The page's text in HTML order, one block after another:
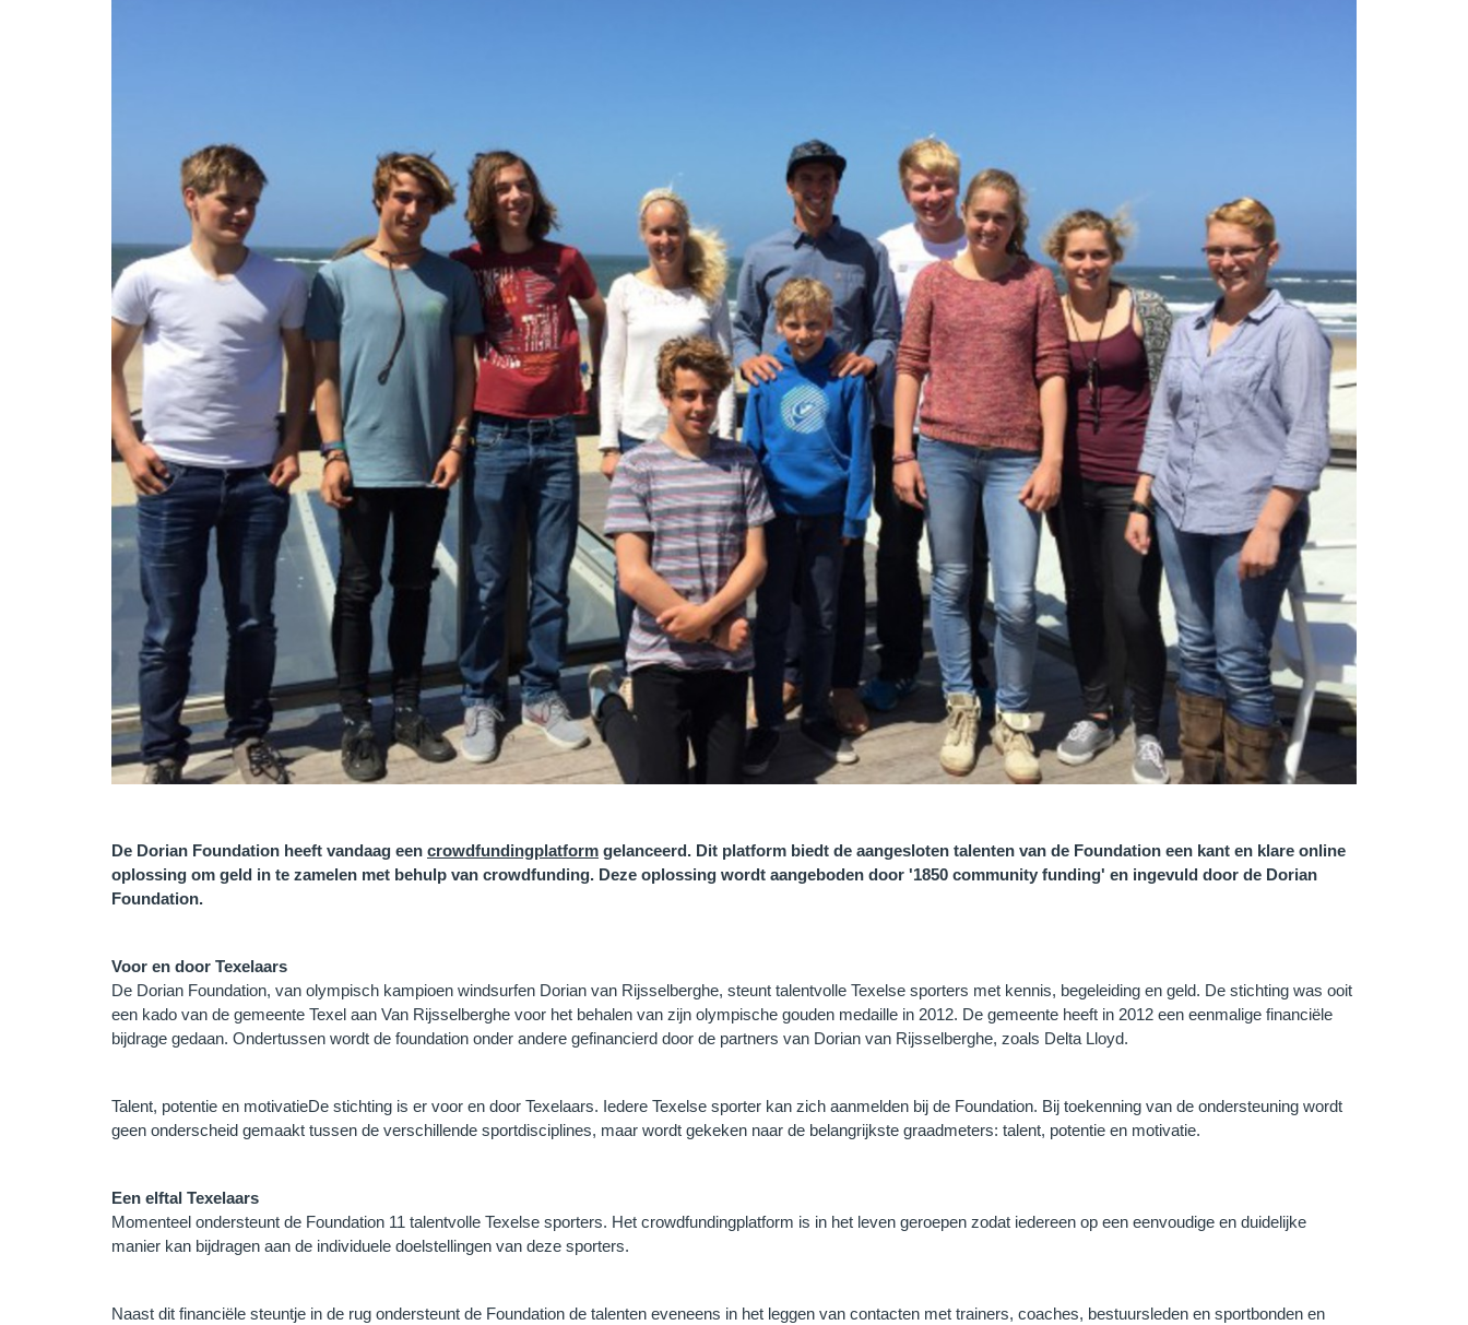
De Dorian Foundation heeft vandaag een crowdfundingplatform gelanceerd. Dit platform biedt de aangesloten talenten van de Foundation een kant en klare online
oplossing om geld in te zamelen met behulp van crowdfunding. Deze oplossing wordt aangeboden door '1850 community funding' en ingevuld door de Dorian
Foundation.
Voor en door Texelaars
De Dorian Foundation, van olympisch kampioen windsurfen Dorian van Rijsselberghe, steunt talentvolle Texelse sporters met kennis, begeleiding en geld. De stichting was ooit
een kado van de gemeente Texel aan Van Rijsselberghe voor het behalen van zijn olympische gouden medaille in 2012. De gemeente heeft in 2012 een eenmalige financiële
bijdrage gedaan. Ondertussen wordt de foundation onder andere gefinancierd door de partners van Dorian van Rijsselberghe, zoals Delta Lloyd.
Talent, potentie en motivatieDe stichting is er voor en door Texelaars. Iedere Texelse sporter kan zich aanmelden bij de Foundation. Bij toekenning van de ondersteuning wordt
geen onderscheid gemaakt tussen de verschillende sportdisciplines, maar wordt gekeken naar de belangrijkste graadmeters: talent, potentie en motivatie.
Een elftal Texelaars
Momenteel ondersteunt de Foundation 11 talentvolle Texelse sporters. Het crowdfundingplatform is in het leven geroepen zodat iedereen op een eenvoudige en duidelijke
manier kan bijdragen aan de individuele doelstellingen van deze sporters.
Naast dit financiële steuntje in de rug ondersteunt de Foundation de talenten eveneens in het leggen van contacten met trainers, coaches, bestuursleden en sportbonden en